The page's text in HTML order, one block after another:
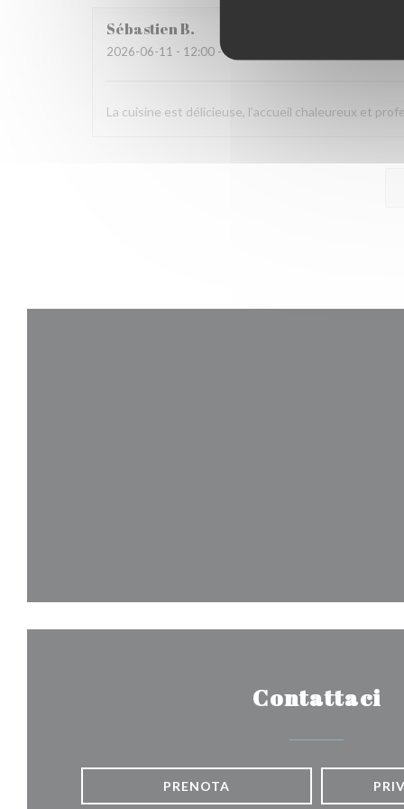
SébastienB
2026-06-11 - 12:00 - Ospiti 2
La cuisine est délicieuse, l’accueil chaleureux et
Contattaci
PRENOTA